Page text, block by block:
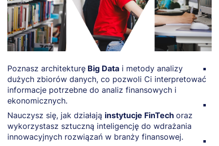
Poznasz architekturę Big Data i metody analizy
dużych zbiorów danych, co pozwoli Ci interpretować
informacje potrzebne do analiz finansowych i
ekonomicznych.
Nauczysz się, jak działają instytucje FinTech oraz
wykorzystasz sztuczną inteligencję do wdrażania
innowacyjnych rozwiązań w branży finansowej.